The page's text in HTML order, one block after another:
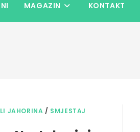
MAGAZIN KONTAKT
JAHORINA / SMJESTAJ